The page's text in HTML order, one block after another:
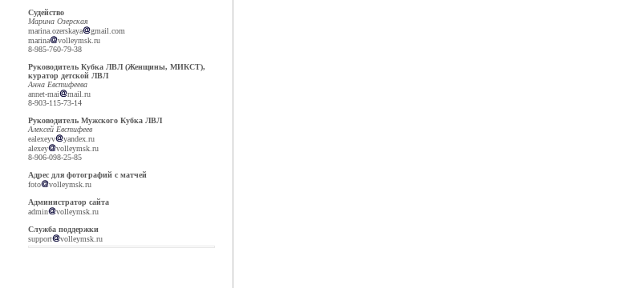
Судейство
Марина Озерская
marina.ozerskaya
gmail.com
marina
volleymsk.ru
8-985-760-79-38
Руководитель Кубка ЛВЛ (Женщины, МИКСТ),
куратор детской ЛВЛ
Анна Евстифеева
annet-mai
mail.ru
8-903-115-73-14
Руководитель Мужского Кубка ЛВЛ
Алексей Евстифеев
ealexeyv
yandex.ru
alexey
volleymsk.ru
8-906-098-25-85
Адрес для фотографий с матчей
foto
volleymsk.ru
Администратор сайта
admin
volleymsk.ru
Служба поддержки
support
volleymsk.ru